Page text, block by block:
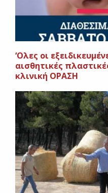
‘Ολες οι
αισθητικές
κλινική ΟΡΑΣΗ